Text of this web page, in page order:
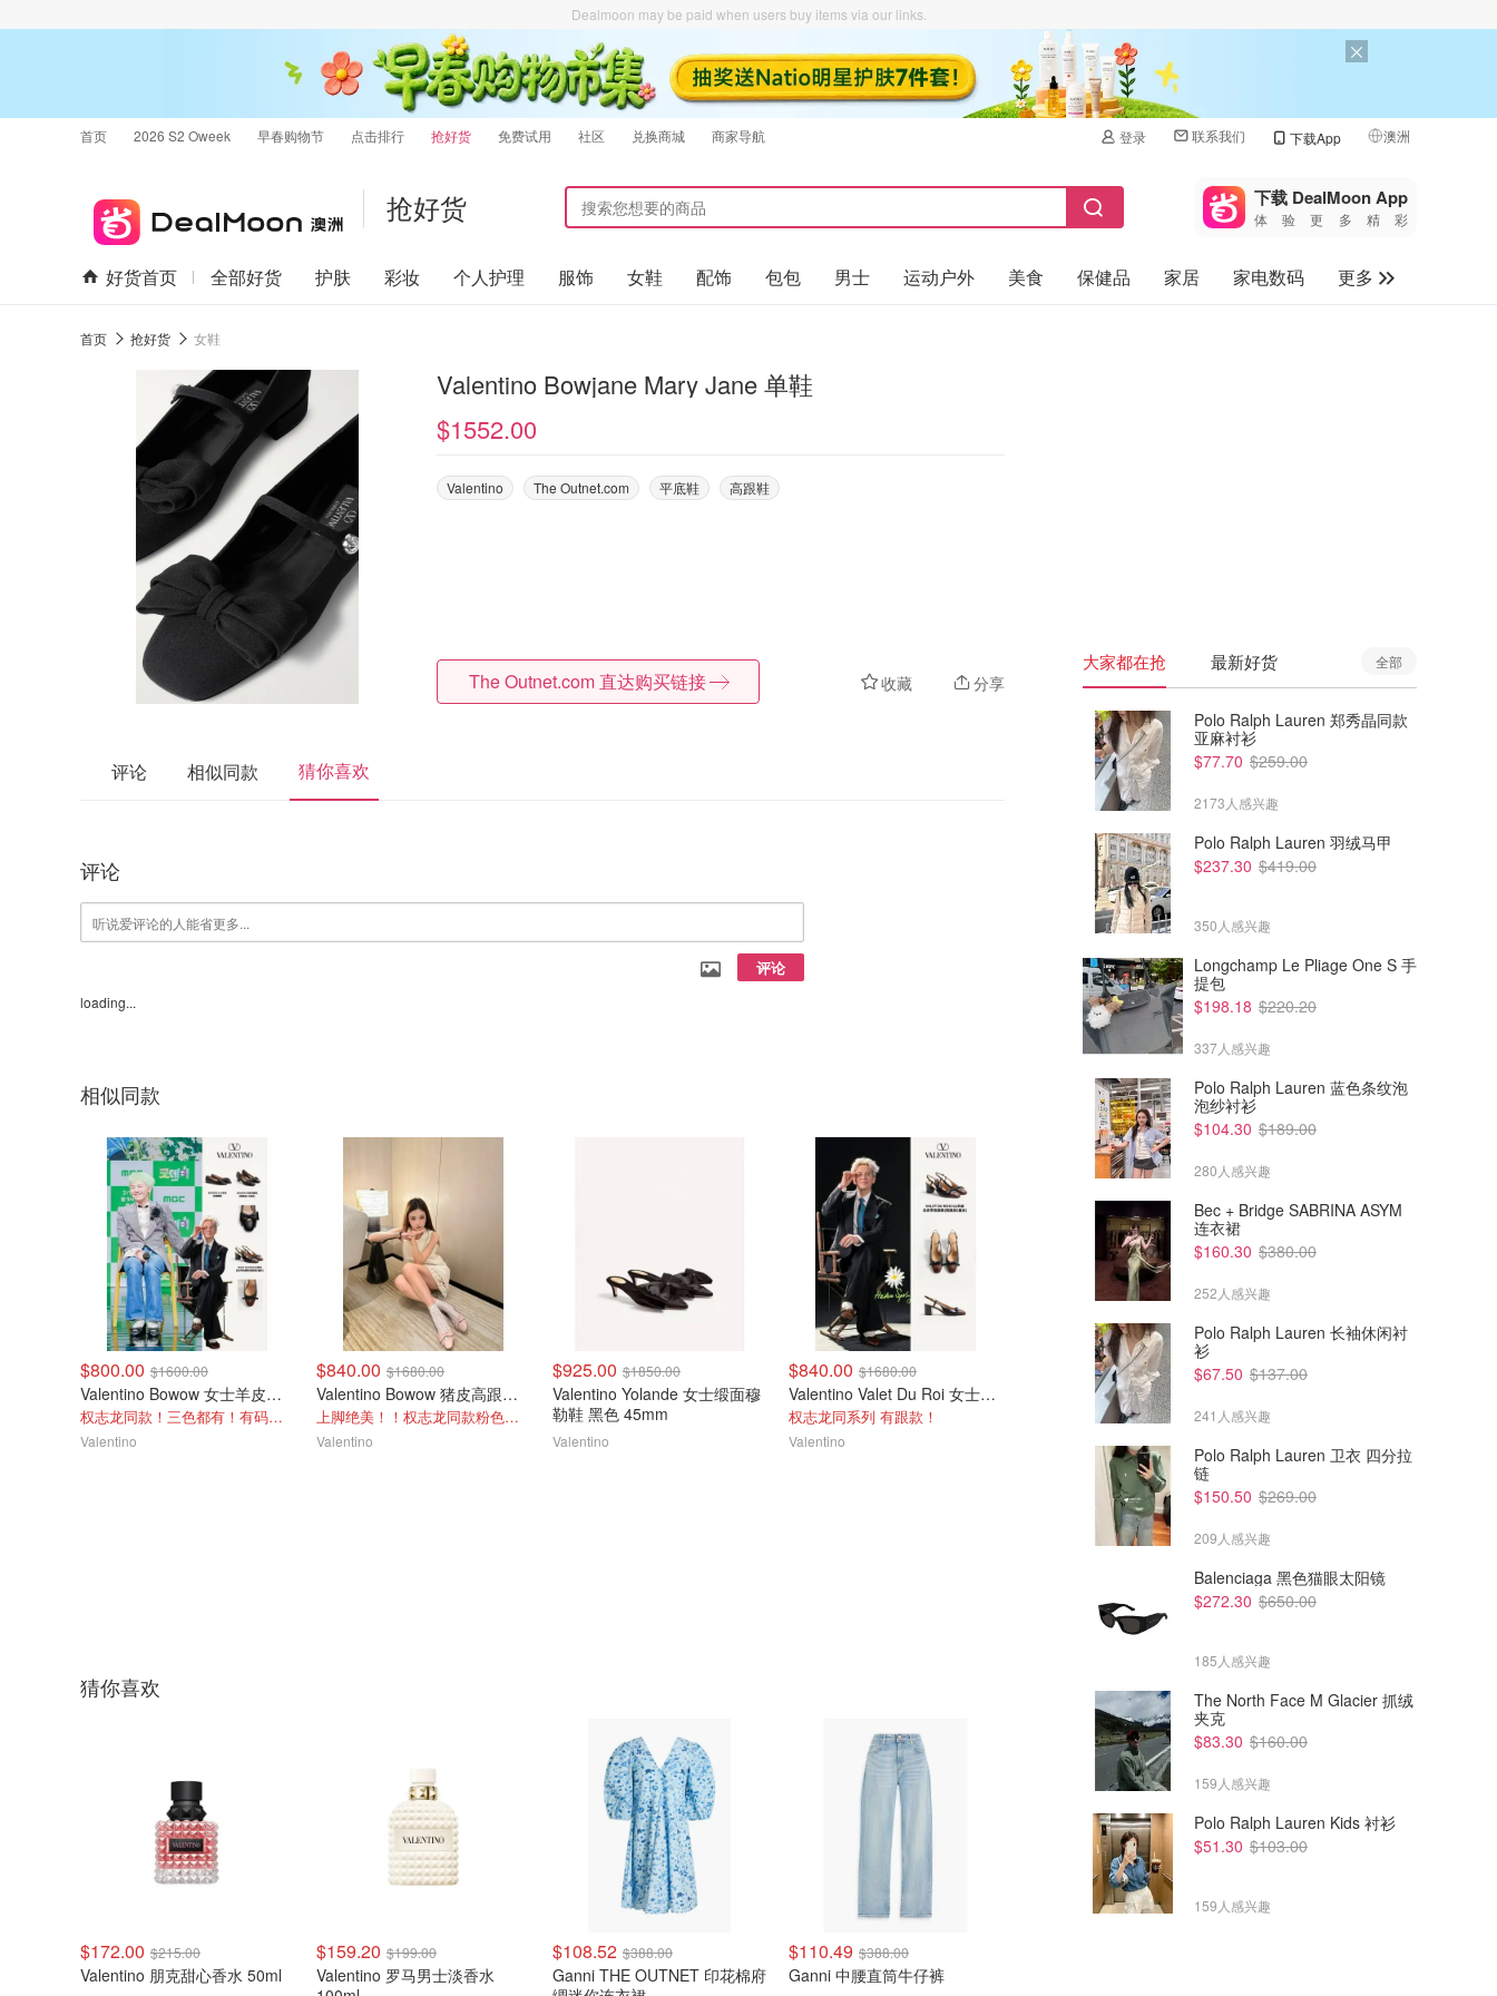
Dealmoon may be paid when users buy items via our links.
首页 2026 S2 Oweek 早春购物节 点击排行 抢好货 免费试用 社区 兑换商城 商家导航 登录 联系我们 下载App 澳洲
🇺🇸
🇨🇳 中国
🇨🇦加拿大
抢好货 下载 DealMoon App
体验更多精彩
好货首页 全部好货 护肤 彩妆 个人护理 服饰 女鞋 配饰 包包 男士 运动户外 美食 保健品 家居 家电数码
更多
首页 抢好货 女鞋
Valentino Bowjane Mary Jane 单鞋
$1552.00
Valentino The Outnet.com 平底鞋 高跟鞋
收藏 分享
The Outnet.com 直达购买链接
评论 相似同款 猜你喜欢
评论
评论
loading...
相似同款
$800.00 $1600.00
Valentino Bowow 女士羊皮芭蕾鞋 黑色
权志龙同款！三色都有！有码必冲！
Valentino
$840.00 $1680.00
Valentino Bowow 猪皮高跟鞋 粉色 45mm
上脚绝美！！权志龙同款粉色！！
Valentino
$925.00 $1850.00
Valentino Yolande 女士缎面穆
勒鞋 黑色 45mm
Valentino
$840.00 $1680.00
Valentino Valet Du Roi 女士羊皮芭蕾鞋 25mm 黑色
权志龙同系列 有跟款！
Valentino
$1680.00 $840.00
象牙白黑色
猜你喜欢
$172.00 $215.00
Valentino 朋克甜心香水 50ml
$159.20 $199.00
Valentino 罗马男士淡香水
$108.52 $388.00
Ganni THE OUTNET 印花棉府
$110.49 $388.00
Ganni 中腰直筒牛仔裤
大家都在抢 最新好货 全部
Polo Ralph Lauren 郑秀晶同款
亚麻衬衫
$77.70 $259.00
2173人感兴趣
Polo Ralph Lauren 羽绒马甲
$237.30 $419.00
350人感兴趣
Longchamp Le Pliage One S 手
提包
$198.18 $220.20
337人感兴趣
Polo Ralph Lauren 蓝色条纹泡
泡纱衬衫
$104.30 $189.00
280人感兴趣
Bec + Bridge SABRINA ASYM
连衣裙
$160.30 $380.00
252人感兴趣
Polo Ralph Lauren 长袖休闲衬
衫
$67.50 $137.00
241人感兴趣
Polo Ralph Lauren 卫衣 四分拉
链
$150.50 $269.00
209人感兴趣
Balenciaga 黑色猫眼太阳镜
$272.30 $650.00
185人感兴趣
The North Face M Glacier 抓绒
夹克
$83.30 $160.00
159人感兴趣
Polo Ralph Lauren Kids 衬衫
$51.30 $103.00
159人感兴趣